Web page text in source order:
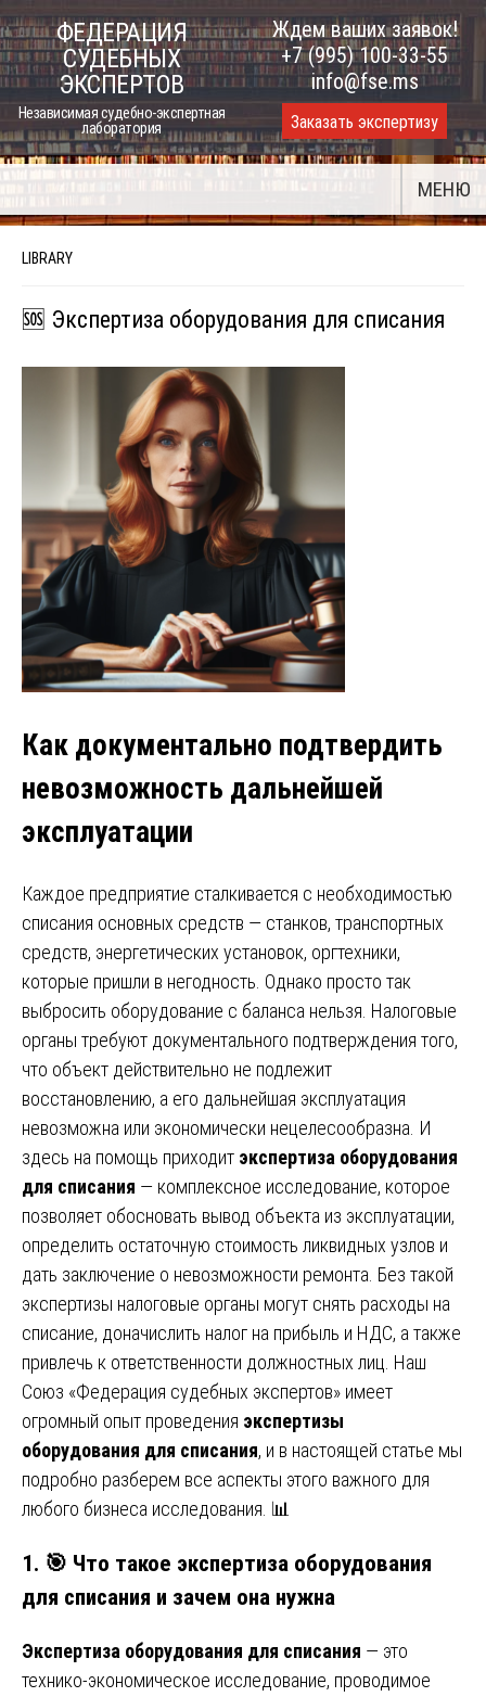
Skip
to
content
ФЕДЕРАЦИЯ
СУДЕБНЫХ
ЭКСПЕРТОВ
Независимая судебно-экспертная
лаборатория
Ждем ваших заявок!
+7 (995) 100-33-55
info@fse.ms
Заказать экспертизу
МЕНЮ
LIBRARY
🆘 Экспертиза оборудования для списания
Как документально подтвердить
невозможность дальнейшей
эксплуатации
Каждое предприятие сталкивается с необходимостью
списания основных средств — станков, транспортных
средств, энергетических установок, оргтехники,
которые пришли в негодность. Однако просто так
выбросить оборудование с баланса нельзя. Налоговые
органы требуют документального подтверждения того,
что объект действительно не подлежит
восстановлению, а его дальнейшая эксплуатация
невозможна или экономически нецелесообразна. И
здесь на помощь приходит экспертиза оборудования
для списания — комплексное исследование, которое
позволяет обосновать вывод объекта из эксплуатации,
определить остаточную стоимость ликвидных узлов и
дать заключение о невозможности ремонта. Без такой
экспертизы налоговые органы могут снять расходы на
списание, доначислить налог на прибыль и НДС, а также
привлечь к ответственности должностных лиц. Наш
Союз «Федерация судебных экспертов» имеет
огромный опыт проведения экспертизы
оборудования для списания, и в настоящей статье мы
подробно разберем все аспекты этого важного для
любого бизнеса исследования. 📊
1. 🎯 Что такое экспертиза оборудования
для списания и зачем она нужна
Экспертиза оборудования для списания — это
технико-экономическое исследование, проводимое